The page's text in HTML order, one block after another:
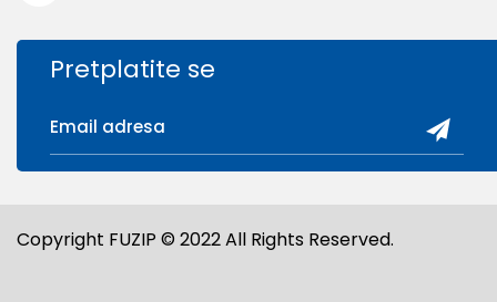
Pretplatite se
Copyright FUZIP © 2022 All Rights Reserved.